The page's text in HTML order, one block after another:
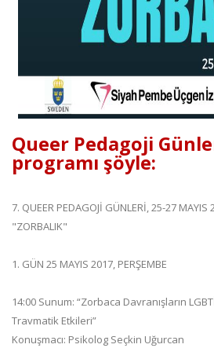
Queer Pedagoji
programı şöyle:
7. QUEER PEDAGOJİ GÜNLERİ, 25-27 MAYIS
"ZORBALIK"
1. GÜN 25 MAYIS 2017, PERŞEMBE
14:00 Sunum: “Zorbaca Davranışların
Travmatik Etkileri”
Konuşmacı: Psikolog Seçkin Uğurcan